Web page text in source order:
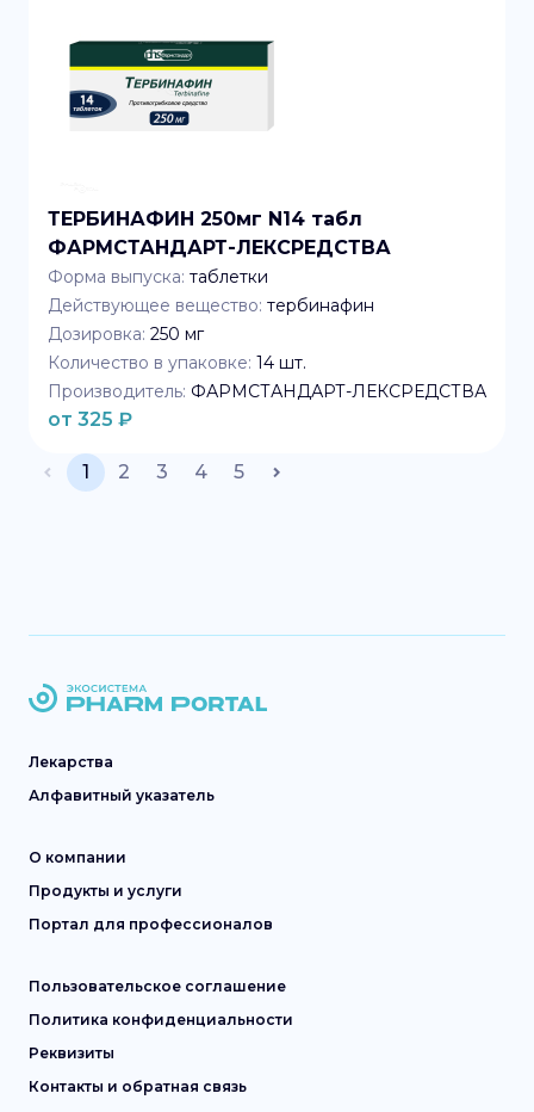
ТЕРБИНАФИН 250мг N14 табл
ФАРМСТАНДАРТ-ЛЕКСРЕДСТВА
Форма выпуска: таблетки
Действующее вещество: тербинафин
Дозировка: 250 мг
Количество в упаковке: 14 шт.
Производитель: ФАРМСТАНДАРТ-ЛЕКСРЕДСТВА
от 325 ₽
1 2 3 4 5
Лекарства
Алфавитный указатель
О компании
Продукты и услуги
Портал для профессионалов
Пользовательское соглашение
Политика конфиденциальности
Реквизиты
Контакты и обратная связь